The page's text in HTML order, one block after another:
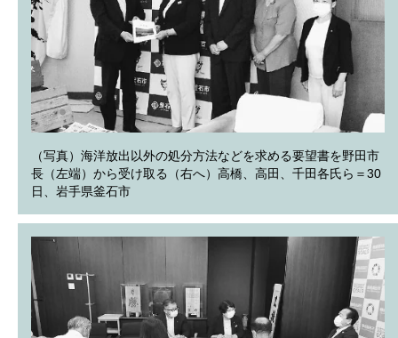
（写真）海洋放出以外の処分方法などを求める要望書を野田市
長（左端）から受け取る（右へ）高橋、高田、千田各氏ら＝30
日、岩手県釜石市